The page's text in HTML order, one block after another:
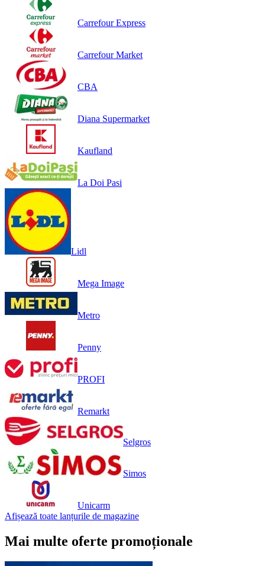
Carrefour Express
Carrefour Market
CBA
Diana Supermarket
Kaufland
La Doi Pasi
Lidl
Mega Image
Metro
Penny
PROFI
Remarkt
Selgros
Simos
Unicarm
Afișează toate lanțurile de magazine
Mai multe oferte promoționale